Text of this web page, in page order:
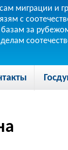
миграции и
с
за